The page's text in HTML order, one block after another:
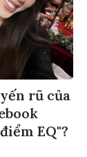
rũ của
EQ"?